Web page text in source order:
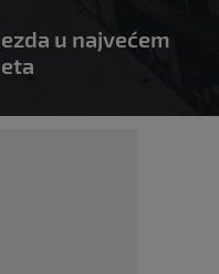
u najvećem